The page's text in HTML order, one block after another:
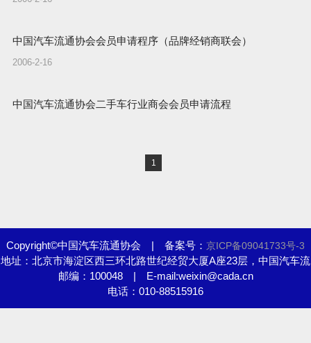
中国汽车流通协会会员申请程序（品牌经销商联会）
2006-2-16
中国汽车流通协会二手车行业商会会员申请流程
1
Copyright©中国汽车流通协会 | 备案号： 京ICP备09041733号-3
地址：北京市海淀区西三环北路世纪经贸大厦A座23层，中国汽车流
通协会
邮编：100048 | E-mail:weixin@cada.cn
电话：010-88515916